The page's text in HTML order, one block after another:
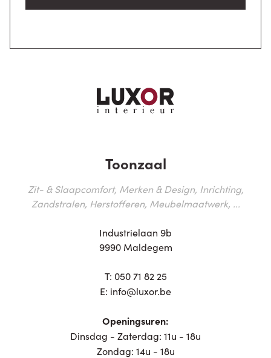
Toonzaal
Zit- & Slaapcomfort, Merken & Design, Inrichting,
Zandstralen, Herstofferen, Meubelmaatwerk, ...
Industrielaan 9b
9990 Maldegem
T: 050 71 82 25
E: info@luxor.be
Openingsuren:
Dinsdag - Zaterdag: 11u - 18u
Zondag: 14u - 18u